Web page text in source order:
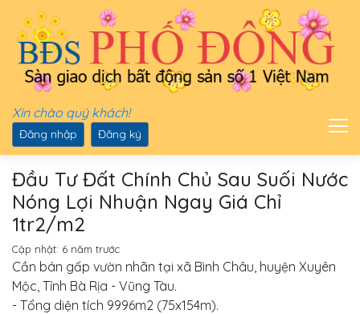
Xin chào quý khách!
Đăng nhập Đăng ký
Đầu Tư Đất Chính Chủ Sau Suối Nước
Nóng Lợi Nhuận Ngay Giá Chỉ
1tr2/m2
Cập nhật: 6 năm trước
Cần bán gấp vườn nhãn tại xã Bình Châu, huyện Xuyên
Mộc, Tỉnh Bà Rịa - Vũng Tàu.
- Tổng diện tích 9996m2 (75x154m).